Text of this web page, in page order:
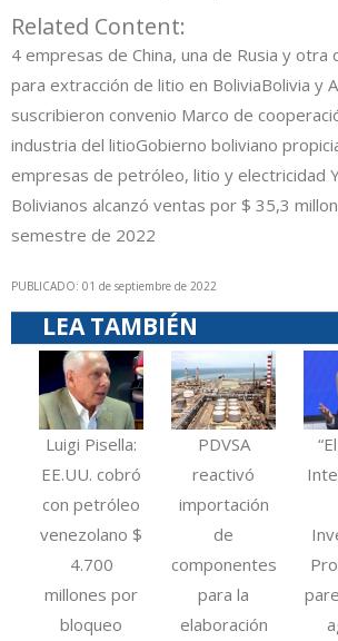
Related Content:
4 empresas de China, una de Rusia y otra
para extracción de litio en BoliviaBolivia y
suscribieron convenio Marco de
industria del litioGobierno boliviano
empresas de petróleo, litio y electricidad
Bolivianos alcanzó ventas por $ 35,3
semestre de 2022
PUBLICADO: 01 de septiembre de 2022
LEA TAMBIÉN
Luigi Pisella:
EE.UU. cobró
con petróleo
venezolano $
4.700
millones por
bloqueo
PDVSA
reactivó
importación
de
componentes
para la
elaboración